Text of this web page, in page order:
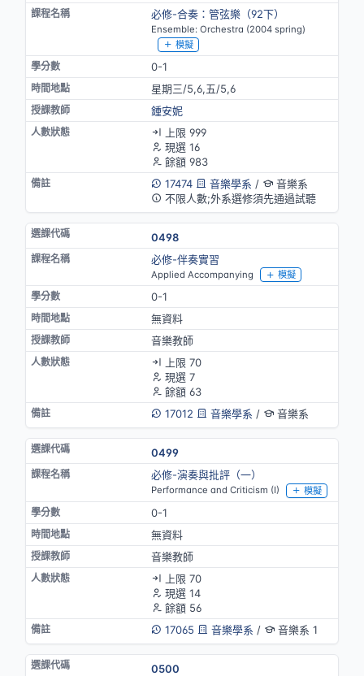
必修-合奏：管弦樂（92下）
Ensemble: Orchestra (2004 spring)
模擬
0-1
星期三/5,6,五/5,6
鍾安妮
上限 999
現選 16
餘額 983
17474
音樂學系 /
音樂系
不限人數;外系選修須先通過試聽
0498
必修-伴奏實習
Applied Accompanying 模擬
0-1
無資料
音樂教師
上限 70
現選 7
餘額 63
17012
音樂學系 / 音樂系
0499
必修-演奏與批評（一）
Performance and Criticism (I) 模擬
0-1
無資料
音樂教師
上限 70
現選 14
餘額 56
17065
音樂學系 / 音樂系 1
0500